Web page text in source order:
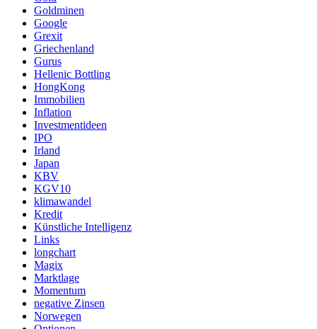
Goldminen
Google
Grexit
Griechenland
Gurus
Hellenic Bottling
HongKong
Immobilien
Inflation
Investmentideen
IPO
Irland
Japan
KBV
KGV10
klimawandel
Kredit
Künstliche Intelligenz
Links
longchart
Magix
Marktlage
Momentum
negative Zinsen
Norwegen